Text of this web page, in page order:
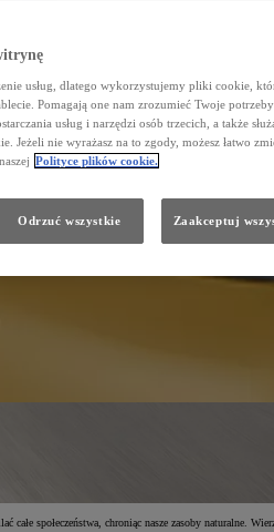
społeczeństwa, chroniąc nasze zasoby naturalne.
usług, dlatego wykorzystujemy pliki cookie,
Pomagają one nam zrozumieć Twoje
usług i narzędzi osób trzecich, a także
Jeżeli nie wyrażasz na to zgody, możesz łatwo
Polityce plików cookie.
Odrzuć wszystkie Zaakceptuj